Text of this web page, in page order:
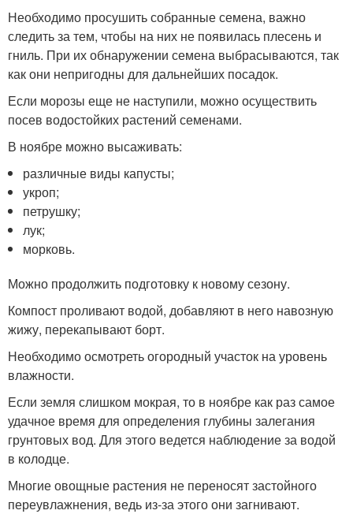
Необходимо просушить собранные семена, важно
следить за тем, чтобы на них не появилась плесень и
гниль. При их обнаружении семена выбрасываются, так
как они непригодны для дальнейших посадок.
Если морозы еще не наступили, можно осуществить
посев водостойких растений семенами.
В ноябре можно высаживать:
различные виды капусты;
укроп;
петрушку;
лук;
морковь.
Можно продолжить подготовку к новому сезону.
Компост проливают водой, добавляют в него навозную
жижу, перекапывают борт.
Необходимо осмотреть огородный участок на уровень
влажности.
Если земля слишком мокрая, то в ноябре как раз самое
удачное время для определения глубины залегания
грунтовых вод. Для этого ведется наблюдение за водой
в колодце.
Многие овощные растения не переносят застойного
переувлажнения, ведь из-за этого они загнивают.